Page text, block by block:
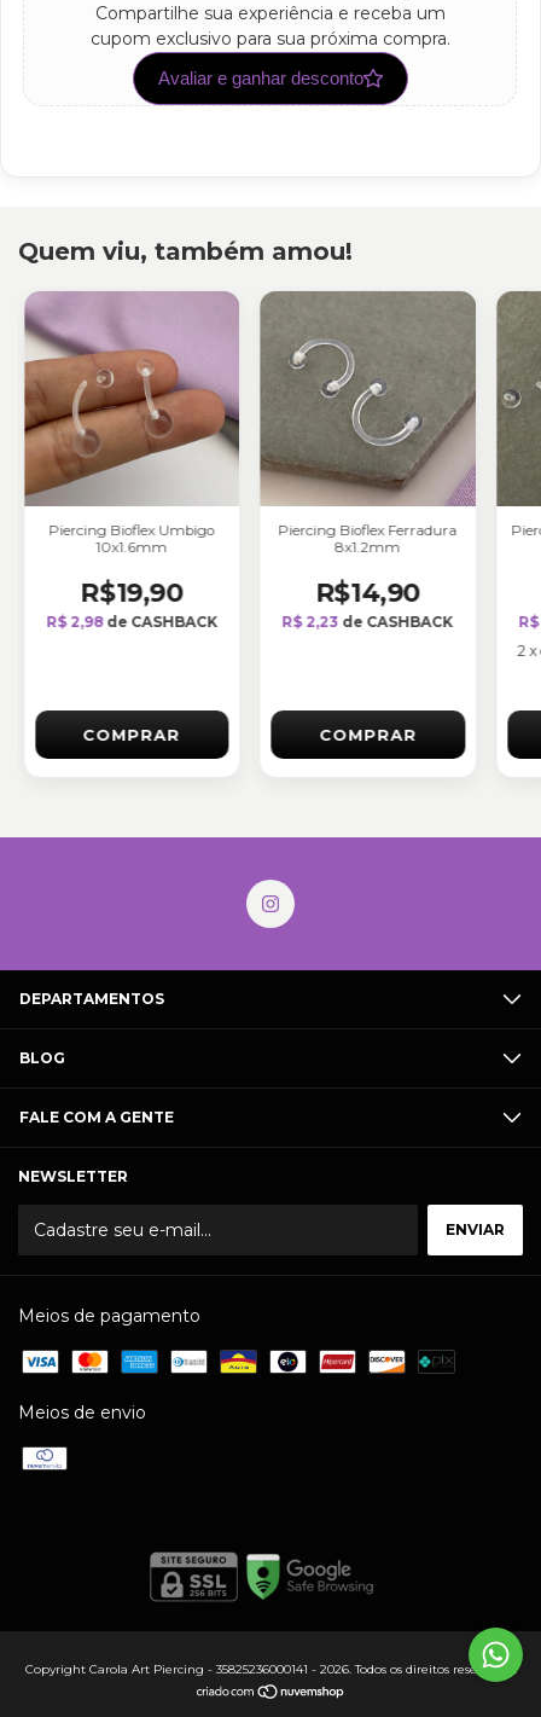
Compartilhe sua experiência e receba um
cupom exclusivo para sua próxima compra.
Avaliar e ganhar desconto
Quem viu, também amou!
Piercing Bioflex Umbigo
10x1.6mm
R$19,90
R$ 2,98de CASHBACK
COMPRAR
Piercing Bioflex Ferradura
8x1.2mm
R$14,90
R$ 2,23 de CASHBACK
COMPRAR
2 x
DEPARTAMENTOS
BLOG
FALE COM A GENTE
NEWSLETTER
Meios de pagamento
Meios de envio
Copyright Carola Art Piercing - 35825236000141 - 2026. Todos os direitos reservados.